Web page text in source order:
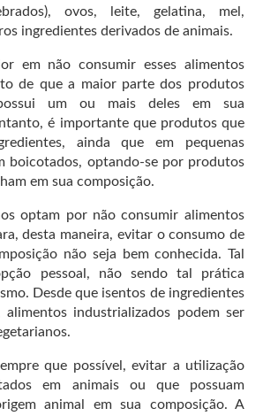
ovos, leite, gelatina, mel,
ingredientes derivados de animais.
em não consumir esses alimentos
de que a maior parte dos produtos
um ou mais deles em sua
é importante que produtos que
ainda que em pequenas
boicotados, optando-se por produtos
em sua composição.
optam por não consumir alimentos
desta maneira, evitar o consumo de
não seja bem conhecida. Tal
pessoal, não sendo tal prática
Desde que isentos de ingredientes
alimentos industrializados podem ser
que possível, evitar a utilização
em animais ou que possuam
animal em sua composição. A